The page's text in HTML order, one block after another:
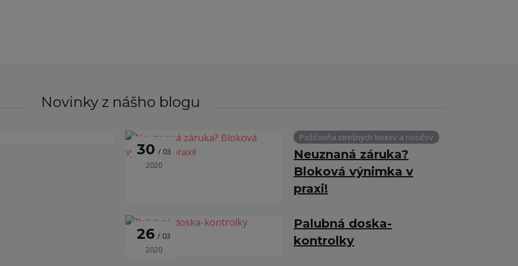
Novinky z nášho blogu
30 03
2020
Požičovňa strešných boxov a nosičov
Neuznaná záruka?
Bloková výnimka v
praxi!
26 03
2020
Palubná doska-
kontrolky